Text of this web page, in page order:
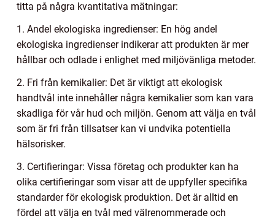
titta på några kvantitativa mätningar:
1. Andel ekologiska ingredienser: En hög andel
ekologiska ingredienser indikerar att produkten är mer
hållbar och odlade i enlighet med miljövänliga metoder.
2. Fri från kemikalier: Det är viktigt att ekologisk
handtvål inte innehåller några kemikalier som kan vara
skadliga för vår hud och miljön. Genom att välja en tvål
som är fri från tillsatser kan vi undvika potentiella
hälsorisker.
3. Certifieringar: Vissa företag och produkter kan ha
olika certifieringar som visar att de uppfyller specifika
standarder för ekologisk produktion. Det är alltid en
fördel att välja en tvål med välrenommerade och